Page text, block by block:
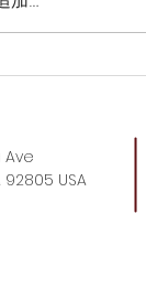
Ave
USA